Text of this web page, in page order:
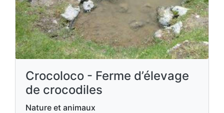
Crocoloco - Ferme d’élevage
de crocodiles
Nature et animaux